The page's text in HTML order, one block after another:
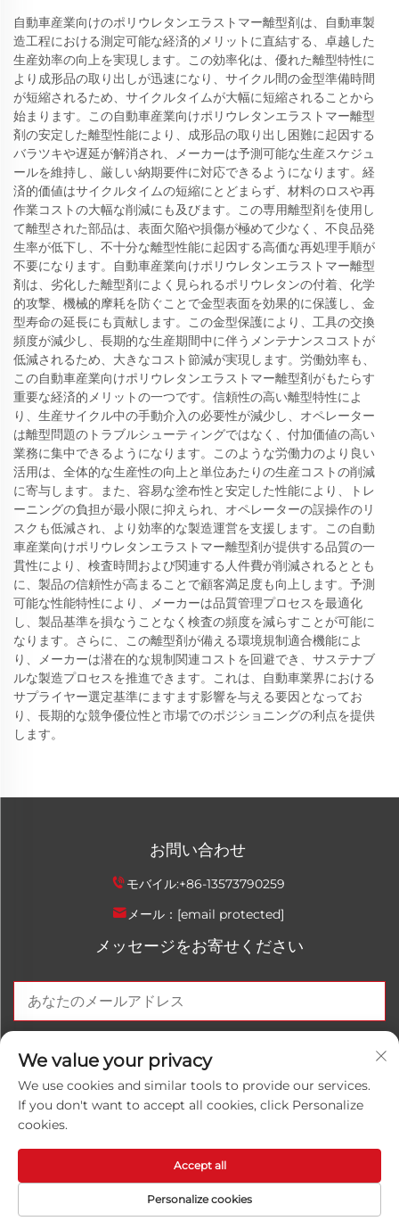
自動車産業向けのポリウレタンエラストマー離型剤は、自動車製
造工程における測定可能な経済的メリットに直結する、卓越した
生産効率の向上を実現します。この効率化は、優れた離型特性に
より成形品の取り出しが迅速になり、サイクル間の金型準備時間
が短縮されるため、サイクルタイムが大幅に短縮されることから
始まります。この自動車産業向けポリウレタンエラストマー離型
剤の安定した離型性能により、成形品の取り出し困難に起因する
バラツキや遅延が解消され、メーカーは予測可能な生産スケジュ
ールを維持し、厳しい納期要件に対応できるようになります。経
済的価値はサイクルタイムの短縮にとどまらず、材料のロスや再
作業コストの大幅な削減にも及びます。この専用離型剤を使用し
て離型された部品は、表面欠陥や損傷が極めて少なく、不良品発
生率が低下し、不十分な離型性能に起因する高価な再処理手順が
不要になります。自動車産業向けポリウレタンエラストマー離型
剤は、劣化した離型剤によく見られるポリウレタンの付着、化学
的攻撃、機械的摩耗を防ぐことで金型表面を効果的に保護し、金
型寿命の延長にも貢献します。この金型保護により、工具の交換
頻度が減少し、長期的な生産期間中に伴うメンテナンスコストが
低減されるため、大きなコスト節減が実現します。労働効率も、
この自動車産業向けポリウレタンエラストマー離型剤がもたらす
重要な経済的メリットの一つです。信頼性の高い離型特性によ
り、生産サイクル中の手動介入の必要性が減少し、オペレーター
は離型問題のトラブルシューティングではなく、付加価値の高い
業務に集中できるようになります。このような労働力のより良い
活用は、全体的な生産性の向上と単位あたりの生産コストの削減
に寄与します。また、容易な塗布性と安定した性能により、トレ
ーニングの負担が最小限に抑えられ、オペレーターの誤操作のリ
スクも低減され、より効率的な製造運営を支援します。この自動
車産業向けポリウレタンエラストマー離型剤が提供する品質の一
貫性により、検査時間および関連する人件費が削減されるととも
に、製品の信頼性が高まることで顧客満足度も向上します。予測
可能な性能特性により、メーカーは品質管理プロセスを最適化
し、製品基準を損なうことなく検査の頻度を減らすことが可能に
なります。さらに、この離型剤が備える環境規制適合機能によ
り、メーカーは潜在的な規制関連コストを回避でき、サステナブ
ルな製造プロセスを推進できます。これは、自動車業界における
サプライヤー選定基準にますます影響を与える要因となってお
り、長期的な競争優位性と市場でのポジショニングの利点を提供
します。
お問い合わせ
モバイル:+86-13573790259
メール： [email protected]
メッセージをお寄せください
今すぐ送信
留保されます。
プライバシーポリシー
We value your privacy
We use cookies and similar tools to provide our services.
If you don't want to accept all cookies, click Personalize
cookies.
Personalize cookies
Accept all